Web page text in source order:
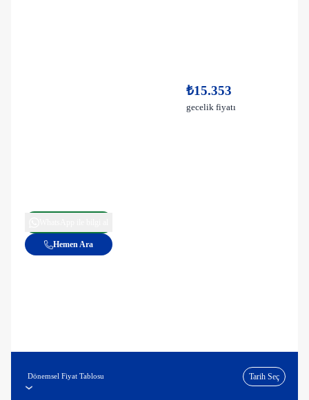
₺15.353
gecelik fiyatı
Hemen Ara
Dönemsel Fiyat Tablosu Tarih Seç